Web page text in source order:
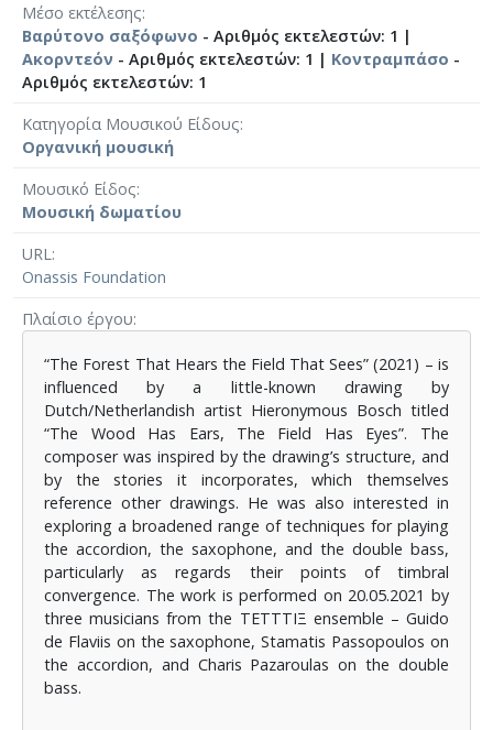
Μέσο εκτέλεσης
Βαρύτονο σαξόφωνο - Αριθμός εκτελεστών: 1 |
Ακορντεόν - Αριθμός εκτελεστών: 1 | Κοντραμπάσο -
Αριθμός εκτελεστών: 1
Κατηγορία Μουσικού Είδους
Οργανική μουσική
Μουσικό Είδος
Μουσική δωματίου
URL
Onassis Foundation
Πλαίσιο έργου
“The Forest That Hears the Field That Sees” (2021) – is
influenced by a little-known drawing by
Dutch/Netherlandish artist Hieronymous Bosch titled
“The Wood Has Ears, The Field Has Eyes”. The
composer was inspired by the drawing’s structure, and
by the stories it incorporates, which themselves
reference other drawings. He was also interested in
exploring a broadened range of techniques for playing
the accordion, the saxophone, and the double bass,
particularly as regards their points of timbral
convergence. The work is performed on 20.05.2021 by
three musicians from the TETTTIΞ ensemble – Guido
de Flaviis on the saxophone, Stamatis Passopoulos on
the accordion, and Charis Pazaroulas on the double
bass.